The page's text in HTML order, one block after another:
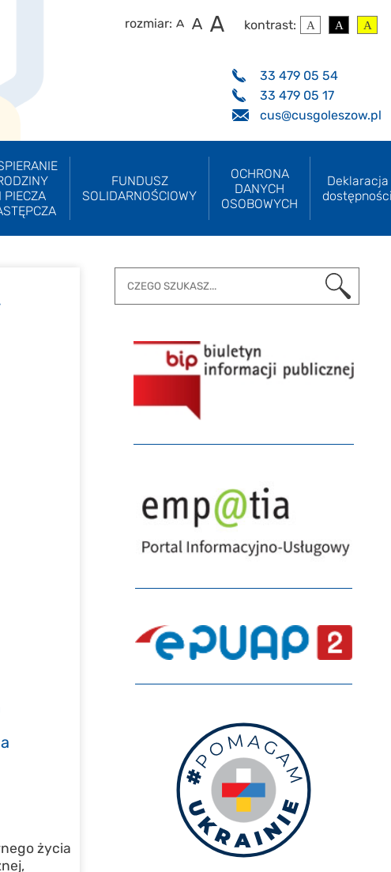
kontrast:
rozmiar:
33 479 05 54
33 479 05 17
cus@cusgoleszow.pl
I PIECZA
FUNDUSZ
SOLIDARNOŚCIOWY
OCHRONA
DANYCH
OSOBOWYCH
Deklaracja
życia